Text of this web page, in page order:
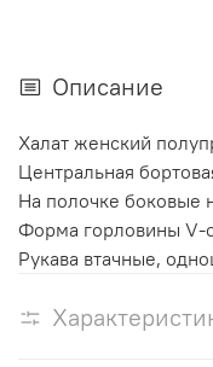
Описание
Халат женский
Центральная
На полочке боковые
Форма горловины V-
Рукава втачные,